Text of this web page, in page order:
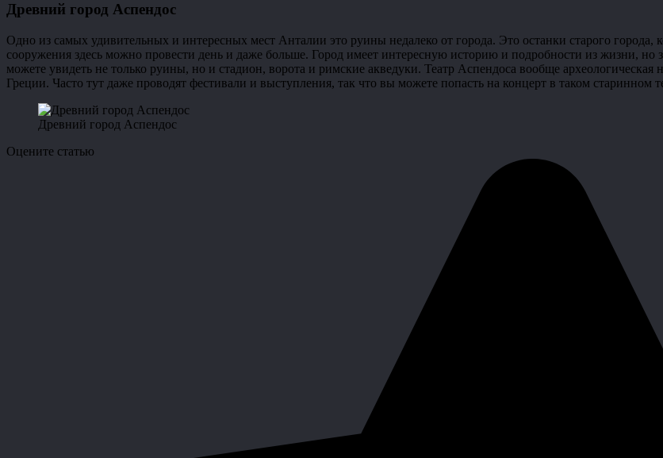
Древний город Аспендос
Одно из самых удивительных и интересных мест Анталии это руины недалеко от города. Это останки старого города,
сооружения здесь можно провести день и даже больше. Город имеет интересную историю и подробности из жизни, но
можете увидеть не только руины, но и стадион, ворота и римские акведуки. Театр Аспендоса вообще
Греции. Часто тут даже проводят фестивали и выступления, так что вы можете попасть на концерт в таком старинном
Древний город Аспендос
Оцените статью